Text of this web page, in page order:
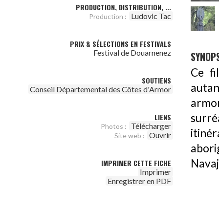
PRODUCTION, DISTRIBUTION, ...
Production : Ludovic Tac
PRIX & SÉLECTIONS EN FESTIVALS
Festival de Douarnenez
SOUTIENS
Conseil Départemental des Côtes d'Armor
LIENS
Photos : Télécharger
Site web : Ouvrir
IMPRIMER CETTE FICHE
Imprimer
Enregistrer en PDF
Ce